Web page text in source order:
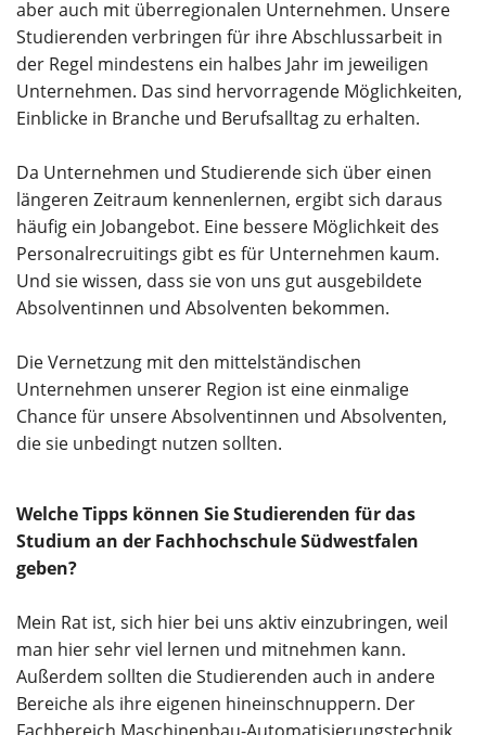
aber auch mit überregionalen Unternehmen. Unsere
Studierenden verbringen für ihre Abschlussarbeit in
der Regel mindestens ein halbes Jahr im jeweiligen
Unternehmen. Das sind hervorragende Möglichkeiten,
Einblicke in Branche und Berufsalltag zu erhalten.
Da Unternehmen und Studierende sich über einen
längeren Zeitraum kennenlernen, ergibt sich daraus
häufig ein Jobangebot. Eine bessere Möglichkeit des
Personalrecruitings gibt es für Unternehmen kaum.
Und sie wissen, dass sie von uns gut ausgebildete
Absolventinnen und Absolventen bekommen.
Die Vernetzung mit den mittelständischen
Unternehmen unserer Region ist eine einmalige
Chance für unsere Absolventinnen und Absolventen,
die sie unbedingt nutzen sollten.
Welche Tipps können Sie Studierenden für das
Studium an der Fachhochschule Südwestfalen
geben?
Mein Rat ist, sich hier bei uns aktiv einzubringen, weil
man hier sehr viel lernen und mitnehmen kann.
Außerdem sollten die Studierenden auch in andere
Bereiche als ihre eigenen hineinschnuppern. Der